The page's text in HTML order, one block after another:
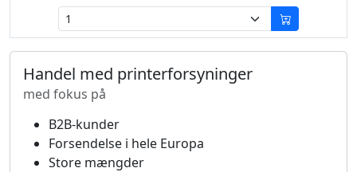
Handel med printerforsyninger
med fokus på
B2B-kunder
Forsendelse i hele Europa
Store mængder